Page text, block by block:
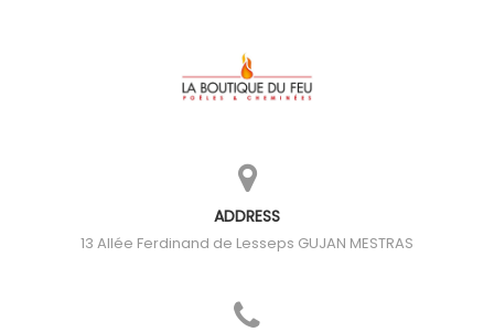
ADDRESS
13 Allée Ferdinand de Lesseps GUJAN MESTRAS